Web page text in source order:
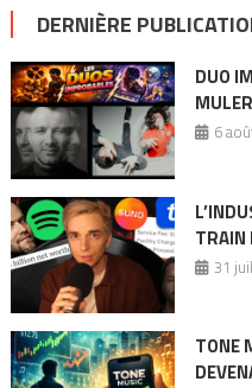
DERNIÈRE
DUO
6
TRAIN
31
TONE